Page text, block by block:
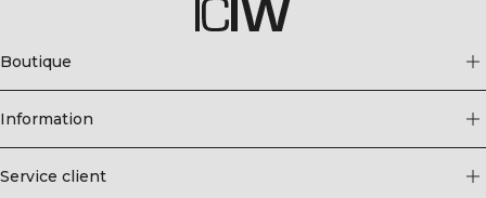
Boutique
Information
Service client